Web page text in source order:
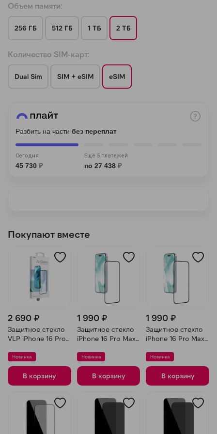
Объем памяти:
256 ГБ 512 ГБ 1 ТБ 2 ТБ
Количество SIM-карт:
Dual Sim SIM + eSIM eSIM
Разбить на части без переплат
Сегодня
45 730 ₽
Ещё 5 платежей
по 27 438 ₽
Покупают вместе
2 690 ₽
Защитное стекло
VLP iPhone 16 Pro
Новинка
В корзину
1 990 ₽
Защитное стекло
iPhone 16 Pro Max
Новинка
В корзину
1 990 ₽
Защитное стекло
iPhone 16 Pro Max
Новинка
В корзину